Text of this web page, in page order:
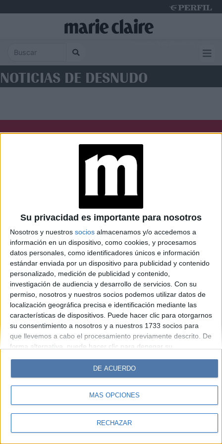
Su privacidad es importante para nosotros
Nosotros y nuestros socios almacenamos y/o accedemos a
información en un dispositivo, como cookies, y procesamos
datos personales, como identificadores únicos e información
estándar enviada por un dispositivo para publicidad y contenido
personalizado, medición de publicidad y contenido,
investigación de audiencia y desarrollo de servicios. Con su
permiso, nosotros y nuestros socios podemos utilizar datos de
localización geográfica precisa e identificación mediante las
características de dispositivos. Puede hacer clic para otorgarnos
su consentimiento a nosotros y a nuestros 1733 socios para
que llevemos a cabo el procesamiento previamente descrito. De
forma alternativa, puede hacer clic para denegar su
cambiar sus preferencias antes de otorgar su consentimiento.
Tenga en cuenta que algún procesamiento de sus datos
personales puede no requerir de su consentimiento, pero usted
tiene el derecho de rechazar tal procesamiento. Sus
sus preferencias o retirar su consentimiento en cualquier
MÁS OPCIONES
RECHAZAR
DE ACUERDO
NOTICIAS DE DESNUDO
Caras Noticias
Weekend Parabrisas
Look
Luz Mía Lunateen Break BATimes
© Perfil.com 2006-2019 - Todos los derechos reservados
Registro de Propiedad Intelectual: Nro. 5346433